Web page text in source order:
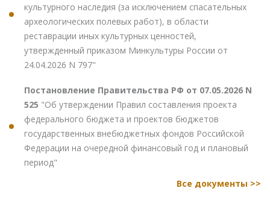
культурного наследия (за исключением спасательных
археологических полевых работ), в области
реставрации иных культурных ценностей,
утвержденный приказом Минкультуры России от
24.04.2026 N 797"
Постановление Правительства РФ от 07.05.2026 N
525 "Об утверждении Правил составления проекта
федерального бюджета и проектов бюджетов
государственных внебюджетных фондов Российской
Федерации на очередной финансовый год и плановый
период"
Все документы >>